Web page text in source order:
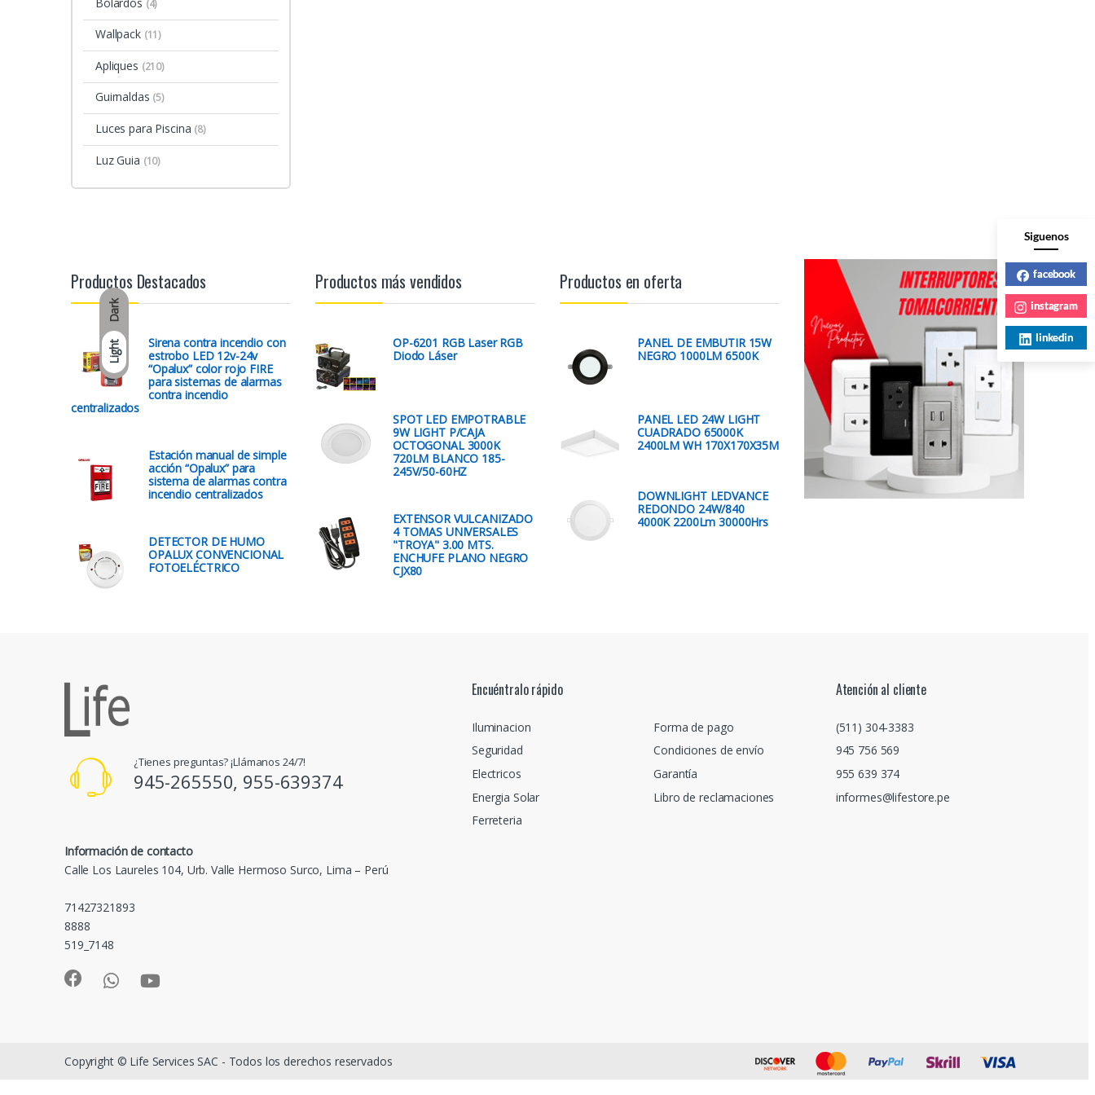
Dark
Light
(4)
Wallpack (11)
Apliques (210)
Guirnaldas (5)
Luces para Piscina (8)
Luz Guia (10)
Productos Destacados
Sirena contra incendio con
estrobo LED 12v-24v
“Opalux” color rojo FIRE
para sistemas de alarmas
contra incendio
centralizados
Estación manual de simple
acción “Opalux” para
sistema de alarmas contra
incendio centralizados
DETECTOR DE HUMO
OPALUX CONVENCIONAL
FOTOELÉCTRICO
Productos más vendidos
OP-6201 RGB Laser RGB
Diodo Láser
SPOT LED EMPOTRABLE
9W LIGHT P/CAJA
OCTOGONAL 3000K
720LM BLANCO 185-
245V/50-60HZ
EXTENSOR VULCANIZADO
4 TOMAS UNIVERSALES
"TROYA" 3.00 MTS.
ENCHUFE PLANO NEGRO
CJX80
Productos en oferta
PANEL DE EMBUTIR 15W
NEGRO 1000LM 6500K
PANEL LED 24W LIGHT
CUADRADO 65000K
2400LM WH 170X170X35M
DOWNLIGHT LEDVANCE
REDONDO 24W/840
4000K 2200Lm 30000Hrs
¿Tienes preguntas? ¡Llámanos 24/7!
945-265550, 955-639374
Información de contacto
Calle Los Laureles 104, Urb. Valle Hermoso Surco, Lima – Perú
71427321893
8888
519_7148
Encuéntralo rápido
Iluminacion
Seguridad
Electricos
Energia Solar
Ferreteria
Forma de pago
Condiciones de envío
Garantía
Libro de reclamaciones
Atención al cliente
(511) 304-3383
945 756 569
955 639 374
informes@lifestore.pe
Copyright © Life Services SAC - Todos los derechos reservados
Siguenos
facebook
instagram
linkedin